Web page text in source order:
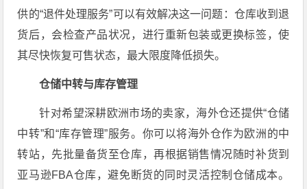
供的“退件处理服务”可以有效解决这一问题：仓库收到退
货后，会检查产品状况，进行重新包装或更换标签，使
其尽快恢复可售状态，最大限度降低损失。
仓储中转与库存管理
针对希望深耕欧洲市场的卖家，海外仓还提供“仓储
中转”和“库存管理”服务。你可以将海外仓作为欧洲的中
转站，先批量备货至仓库，再根据销售情况随时补货到
亚马逊FBA仓库，避免断货的同时灵活控制仓储成本。